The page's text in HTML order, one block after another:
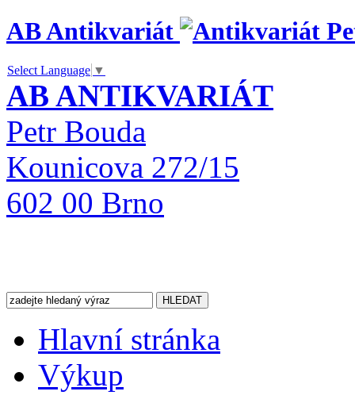
AB Antikvariát
Select Language ▼
AB ANTIKVARIÁT
Petr Bouda
Kounicova 272/15
602 00 Brno
Hlavní stránka
Výkup